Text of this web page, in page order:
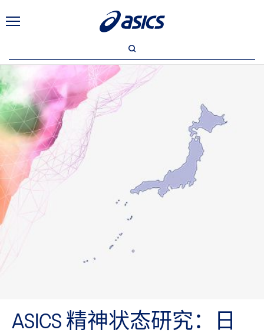
ASICS 精神状态研究：日